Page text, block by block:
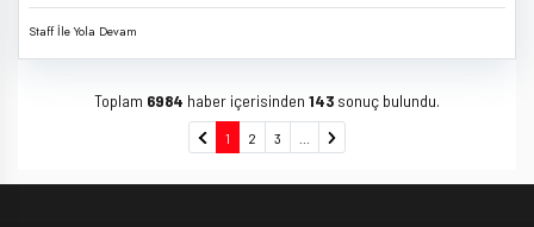
Staff İle Yola Devam
Toplam 6984 haber içerisinden 143 sonuç bulundu.
1 2 3